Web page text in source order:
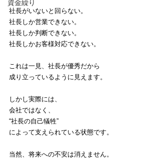
資金繰り
社長がいないと回らない。
社長しか営業できない。
社長しか判断できない。
社長しかお客様対応できない。
これは一見、社長が優秀だから
成り立っているように見えます。
しかし実際には、
会社ではなく、
“社長の自己犠牲”
によって支えられている状態です。
当然、将来への不安は消えません。